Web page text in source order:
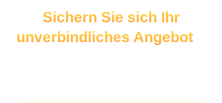
Sichern Sie sich Ihr
unverbindliches Angebot